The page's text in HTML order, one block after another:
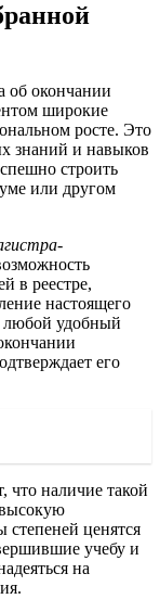
об окончании
широкие
росте. Это
знаний и навыков
строить
или другом
в реестре,
настоящего
любой удобный
его
что наличие такой
высокую
ценятся
учебу и
на